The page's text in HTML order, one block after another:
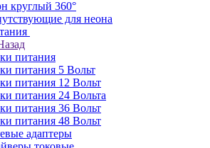
круглый 360°
для неона
питания
питания 5 Вольт
питания 12 Вольт
питания 24 Вольта
питания 36 Вольт
питания 48 Вольт
адаптеры